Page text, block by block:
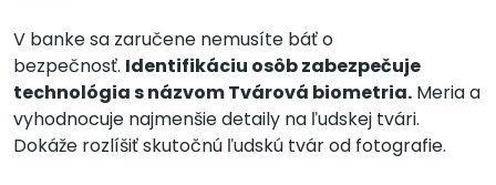
V banke sa zaručene nemusíte báť o
bezpečnosť. Identifikáciu osôb zabezpečuje
technológia s názvom Tvárová biometria. Meria a
vyhodnocuje najmenšie detaily na ľudskej tvári.
Dokáže rozlíšiť skutočnú ľudskú tvár od fotografie.